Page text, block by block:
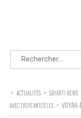
Rechercher :
> ACTUALITÉS > SAYARTI NEWS
AVEC TROIS MODÈLES > VOYAH-